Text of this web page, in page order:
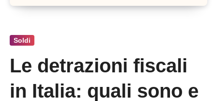
Soldi
Le detrazioni fiscali
in Italia: quali sono e